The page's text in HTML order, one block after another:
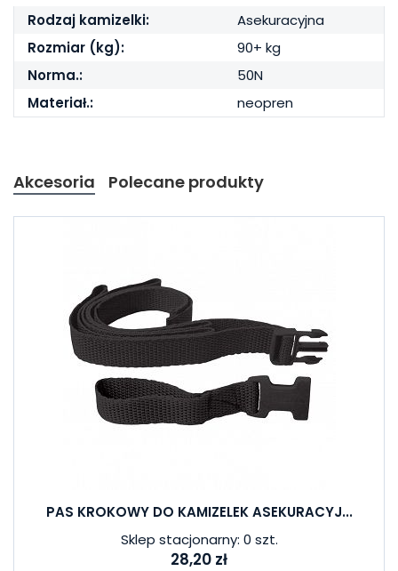
Rodzaj kamizelki:
Asekuracyjna
Rozmiar (kg):
90+ kg
Norma.:
50N
Materiał.:
neopren
Akcesoria Polecane produkty
PAS KROKOWY DO KAMIZELEK ASEKURACYJ...
Sklep stacjonarny: 0 szt.
28,20 zł